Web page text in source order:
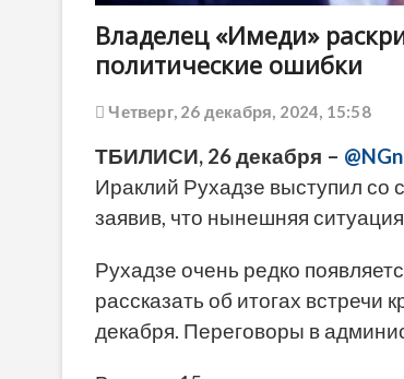
Владелец «Имеди»
политические ошибки
Четверг, 26 декабря, 2024, 15:58
ТБИЛИСИ, 26 декабря –
Ираклий Рухадзе выступил со
заявив, что нынешняя
Рухадзе очень редко
рассказать об итогах
декабря. Переговоры в